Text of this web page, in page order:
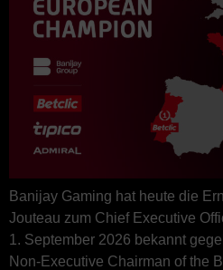
Banijay Gaming hat heute die
Jouteau zum Chief Executive
1. September 2026 bekannt
Non-Executive Chairman of the